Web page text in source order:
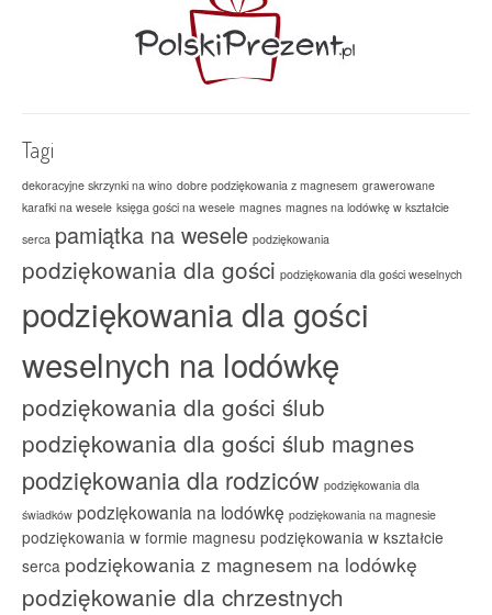
Tagi
dekoracyjne skrzynki na wino dobre podziękowania z magnesem grawerowane
karafki na wesele księga gości na wesele magnes magnes na lodówkę w kształcie
serca pamiątka na wesele podziękowania
podziękowania dla gości podziękowania dla gości weselnych
podziękowania dla gości
weselnych na lodówkę
podziękowania dla gości ślub
podziękowania dla gości ślub magnes
podziękowania dla rodziców podziękowania dla
świadków podziękowania na lodówkę podziękowania na magnesie
podziękowania w formie magnesu podziękowania w kształcie
serca podziękowania z magnesem na lodówkę
podziękowanie dla chrzestnych